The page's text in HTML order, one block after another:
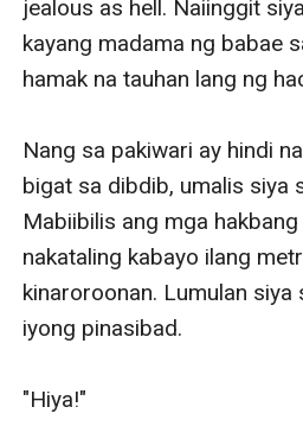
jealous as hell. Naiinggit
kayang madama ng babae
hamak na tauhan lang ng
Nang sa pakiwari ay hindi
bigat sa dibdib, umalis siya
Mabiibilis ang mga
nakataling kabayo ilang
kinaroroonan. Lumulan siya
iyong pinasibad.
"Hiya!"